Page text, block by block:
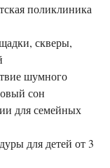
поликлиника
скверы,
шумного
сон
для семейных
для детей от 3